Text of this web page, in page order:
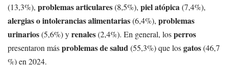
(13,3%), problemas articulares(8,5%), piel atópica(7,4%),
alergias o intolerancias alimentarias(6,4%), problemas
urinarios(5,6%) yrenales(2,4%). En general, losperros
presentaron másproblemas de salud(55,3%) que losgatos(46,7
%) en 2024.